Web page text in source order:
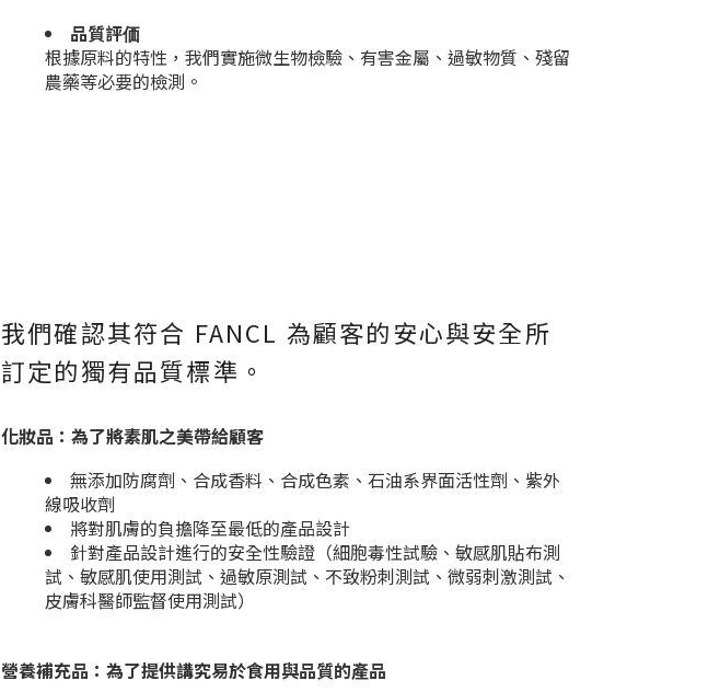
品質評価
根據原料的特性，我們實施微生物檢驗、有害金屬、過敏物質、殘留
農藥等必要的檢測。
我們確認其符合 FANCL 為顧客的安心與安全所
訂定的獨有品質標準。
化妝品：為了將素肌之美帶給顧客
無添加防腐劑、合成香料、合成色素、石油系界面活性劑、紫外
線吸收劑
將對肌膚的負擔降至最低的產品設計
針對產品設計進行的安全性驗證（細胞毒性試驗、敏感肌貼布測
試、敏感肌使用測試、過敏原測試、不致粉刺測試、微弱刺激測試、
皮膚科醫師監督使用測試）
營養補充品：為了提供講究易於食用與品質的產品